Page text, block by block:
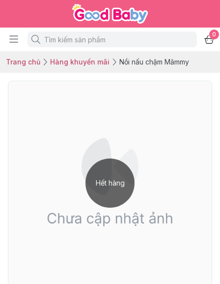
0
Trang chủ Hàng khuyến mãi Nồi nấu chậm Mămmy
Hết hàng